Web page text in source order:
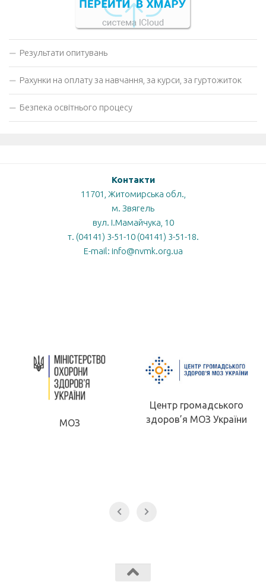
Результати опитувань
Рахунки на оплату за навчання, за курси, за гуртожиток
Безпека освітнього процесу
Контакти
11701, Житомирська обл.,
м. Звягель
вул. І.Мамайчука, 10
т. (04141) 3-51-10 (04141) 3-51-18.
E-mail: info@nvmk.org.ua
МОЗ
Центр громадського
здоров’я МОЗ України